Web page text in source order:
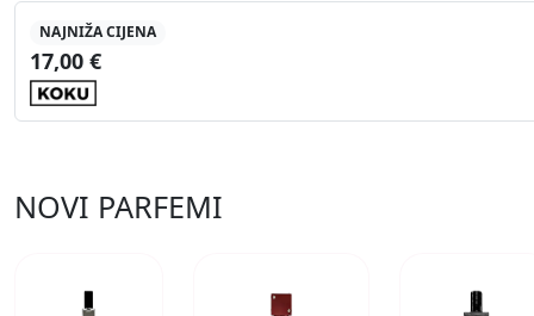
NAJNIŽA CIJENA
17,00 €
NOVI PARFEMI